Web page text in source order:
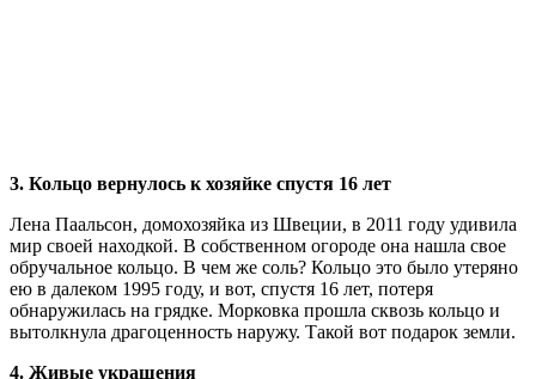
3. Кольцо вернулось к хозяйке спустя 16 лет
Лена Паальсон, домохозяйка из Швеции, в 2011 году удивила
мир своей находкой. В собственном огороде она нашла свое
обручальное кольцо. В чем же соль? Кольцо это было утеряно
ею в далеком 1995 году, и вот, спустя 16 лет, потеря
обнаружилась на грядке. Морковка прошла сквозь кольцо и
вытолкнула драгоценность наружу. Такой вот подарок земли.
4. Живые украшения